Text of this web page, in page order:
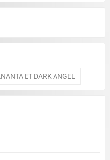
ET DARK ANGEL